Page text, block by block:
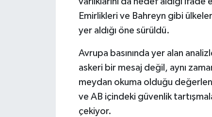
Emirlikleri ve Bahreyn gibi
yer aldığı öne sürüldü.
Avrupa basınında yer alan
askeri bir mesaj değil, aynı
meydan okuma olduğu
ve AB içindeki güvenlik
çekiyor.